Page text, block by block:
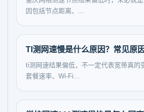
因包括节点距离、...
TI测网速慢是什么原因？常见原
ti测网速结果偏低，不一定代表宽带真的
套餐速率、Wi-Fi...